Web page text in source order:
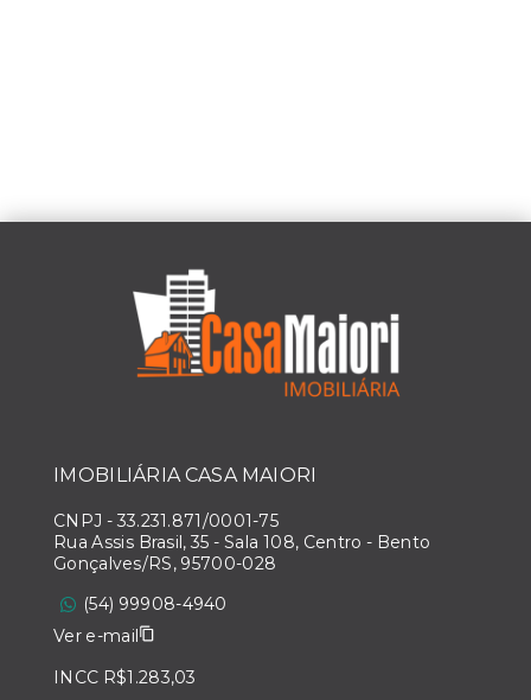
IMOBILIÁRIA CASA MAIORI
CNPJ - 33.231.871/0001-75
Rua Assis Brasil, 35 - Sala 108, Centro - Bento
Gonçalves/RS, 95700-028
(54) 99908-4940
Ver e-mail
INCC R$1.283,03